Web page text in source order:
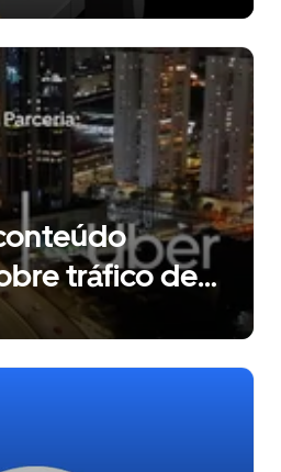
tráfico de
mais de 2